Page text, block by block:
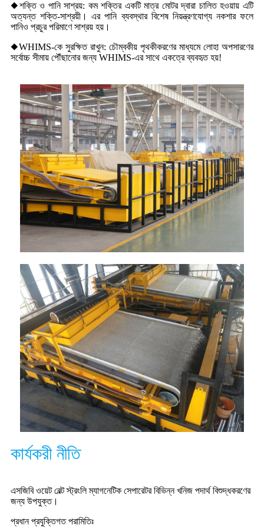
◆শক্তি ও পানি সাশ্রয়: কম শক্তির একটি মাত্র মোটর দ্বারা চালিত হওয়ায় এটি
অত্যন্ত শক্তি-সাশ্রয়ী। এর পানি ব্যবস্থার বিশেষ নিয়ন্ত্রণযোগ্য নকশার ফলে
পানিও প্রচুর পরিমাণে সাশ্রয় হয়।
◆WHIMS-কে সুরক্ষিত রাখুন: চৌম্বকীয় পৃথকীকরণের মাধ্যমে লোহা অপসারণের
সর্বোচ্চ সীমায় পৌঁছানোর জন্য WHIMS-এর সাথে একত্রে ব্যবহৃত হয়!
কার্যকরী নীতি
এসজিবি ওয়েট বেল্ট স্ট্রংলি ম্যাগনেটিক সেপারেটর বিভিন্ন খনিজ পদার্থ বিশুদ্ধকরণের
জন্য উপযুক্ত।
প্রধান প্রযুক্তিগত পরামিতিঃ